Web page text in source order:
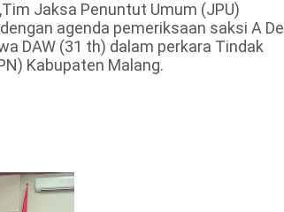
Jaksa Penuntut Umum (JPU)
agenda pemeriksaan saksi A De
DAW (31 th) dalam perkara Tindak
Kabupaten Malang.